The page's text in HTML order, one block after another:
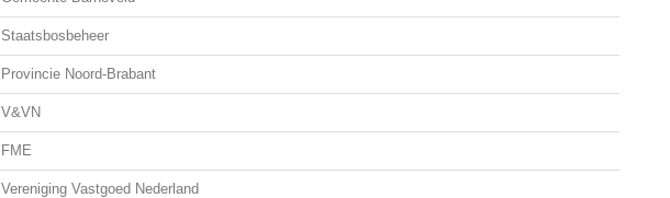
Staatsbosbeheer
Provincie Noord-Brabant
V&VN
FME
Vereniging Vastgoed Nederland